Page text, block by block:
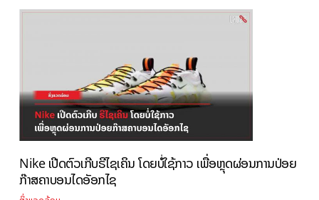
Nike ເປີດຕົວເກີບຣີໄຊເຄິນ ໂດຍບໍ່ໃຊ້ກາວ ເພື່ອຫຼຸດຜ່ອນການປ່ອຍ
ກ໊າສຄາບອນໄດອັອກໄຊ